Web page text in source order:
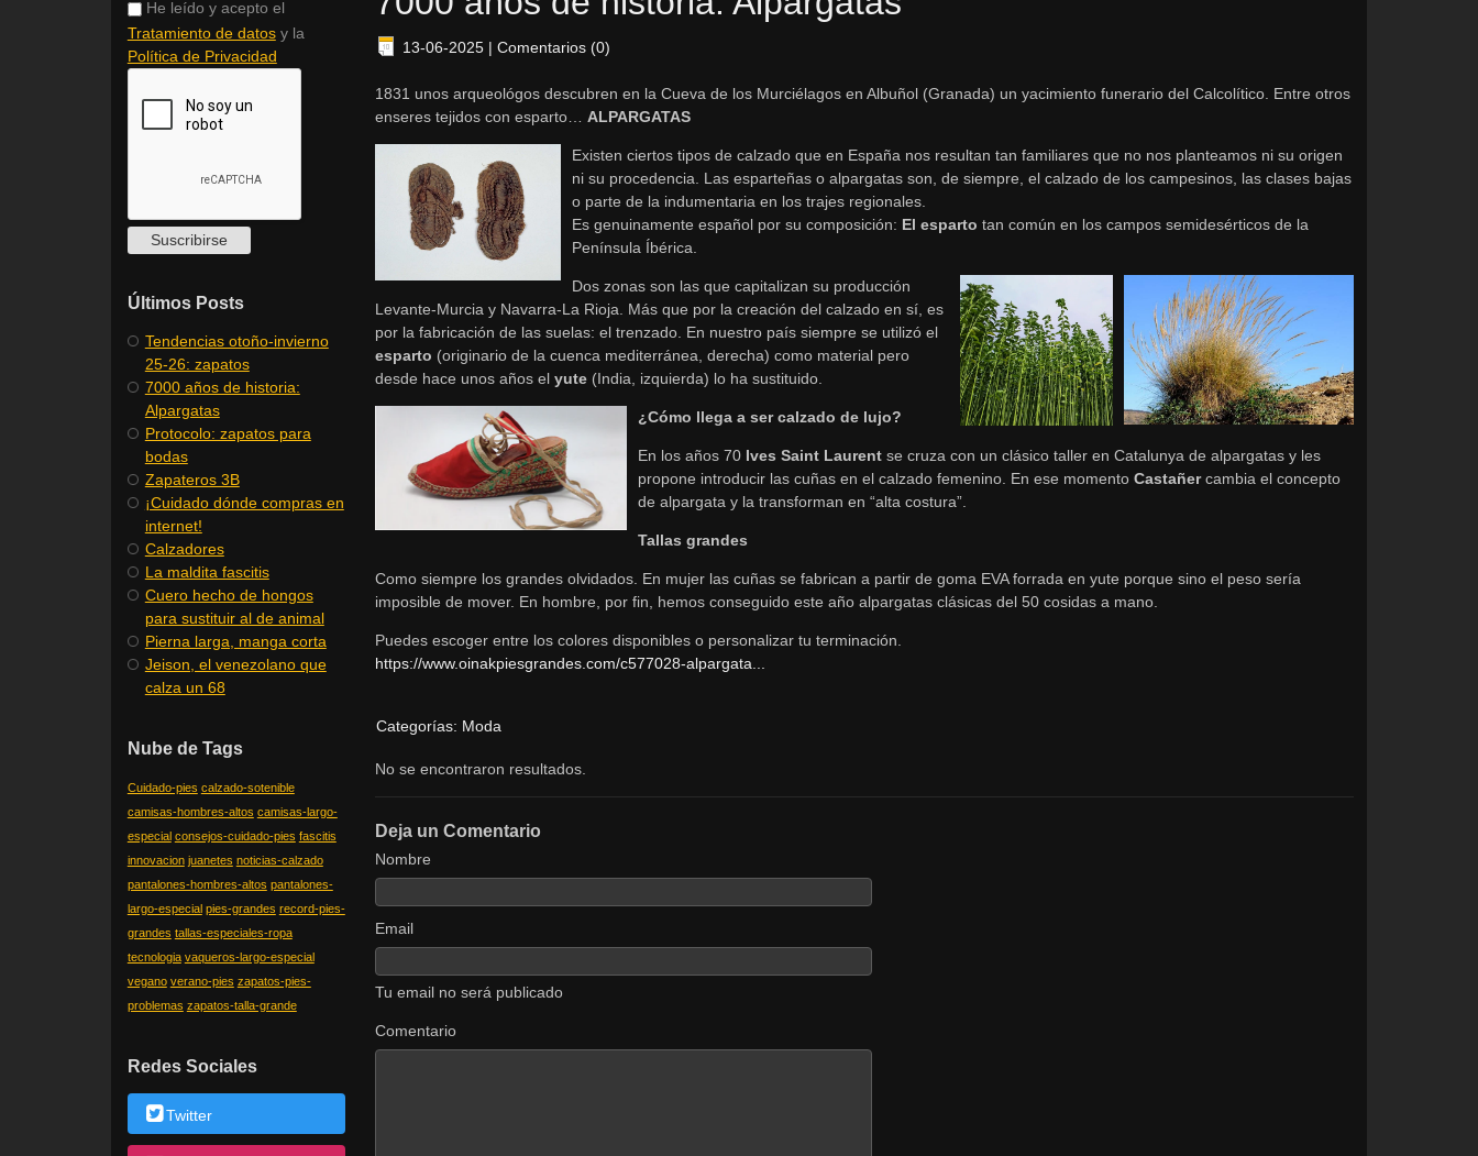
He leído y acepto el
Tratamiento de datosy la
Política de Privacidad
Últimos Posts
​Tendencias otoño-invierno
25-26: zapatos
​7000 años de historia:
Alpargatas
Protocolo: zapatos para
bodas
Zapateros 3B
¡Cuidado dónde compras en
internet!
Calzadores
La maldita fascitis
Cuero hecho de hongos
para sustituir al de animal
Pierna larga, manga corta
Jeison, el venezolano que
calza un 68
Nube de Tags
Cuidado-pies calzado-sotenible
camisas-hombres-altos camisas-largo-
especial consejos-cuidado-pies fascitis
innovacion juanetes noticias-calzado
pantalones-hombres-altos pantalones-
largo-especial pies-grandes record-pies-
grandes tallas-especiales-ropa
tecnologia vaqueros-largo-especial
vegano verano-pies zapatos-pies-
problemas zapatos-talla-grande
Redes Sociales
Twitter
13-06-2025| Comentarios (0)
1831 unos arqueológos descubren en la Cueva de los Murciélagos en Albuñol (Granada) un yacimiento funerario del Calcolítico. Entre otros
enseres tejidos con esparto… ALPARGATAS
Existen ciertos tipos de calzado que en España nos resultan tan familiares que no nos planteamos ni su origen
ni su procedencia. Las esparteñas o alpargatas son, de siempre, el calzado de los campesinos, las clases bajas
o parte de la indumentaria en los trajes regionales.
Es genuinamente español por su composición: El esparto tan común en los campos semidesérticos de la
Península Íbérica.
Dos zonas son las que capitalizan su producción
Levante-Murcia y Navarra-La Rioja. Más que por la creación del calzado en sí, es
por la fabricación de las suelas: el trenzado. En nuestro país siempre se utilizó el
esparto (originario de la cuenca mediterránea, derecha) como material pero
desde hace unos años el yute(India, izquierda) lo ha sustituido.
¿Cómo llega a ser calzado de lujo?
En los años 70 Ives Saint Laurentse cruza con un clásico taller en Catalunya de alpargatas y les
propone introducir las cuñas en el calzado femenino. En ese momento Castañercambia el concepto
de alpargata y la transforman en “alta costura”.
Tallas grandes
Como siempre los grandes olvidados. En mujer las cuñas se fabrican a partir de goma EVA forrada en yute porque sino el peso sería
imposible de mover. En hombre, por fin, hemos conseguido este año alpargatas clásicas del 50 cosidas a mano.
Puedes escoger entre los colores disponibles o personalizar tu terminación.
https://www.oinakpiesgrandes.com/c577028-alpargata...
Categorías: Moda
No se encontraron resultados.
Deja un Comentario
Nombre
Email
Tu email no será publicado
Comentario